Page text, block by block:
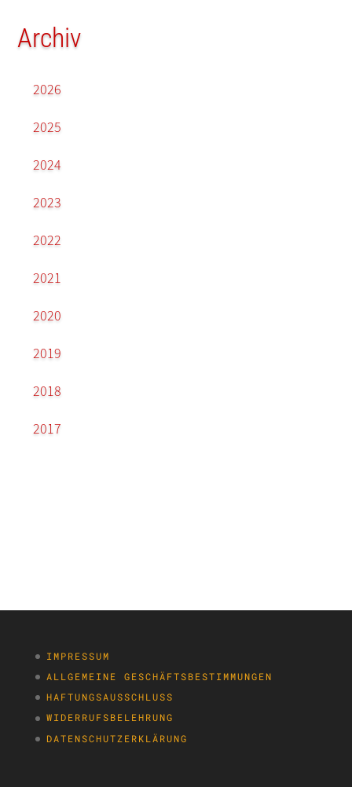
Archiv
2026
2025
2024
2023
2022
2021
2020
2019
2018
2017
IMPRESSUM
ALLGEMEINE GESCHÄFTSBESTIMMUNGEN
HAFTUNGSAUSSCHLUSS
WIDERRUFSBELEHRUNG
DATENSCHUTZERKLÄRUNG